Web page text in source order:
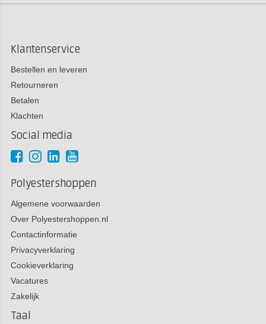
Klantenservice
Bestellen en leveren
Retourneren
Betalen
Klachten
Social media
Polyestershoppen
Algemene voorwaarden
Over Polyestershoppen.nl
Contactinformatie
Privacyverklaring
Cookieverklaring
Vacatures
Zakelijk
Taal